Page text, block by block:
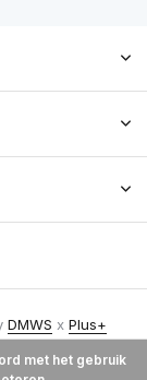
DMWS x Plus+
met het gebruik